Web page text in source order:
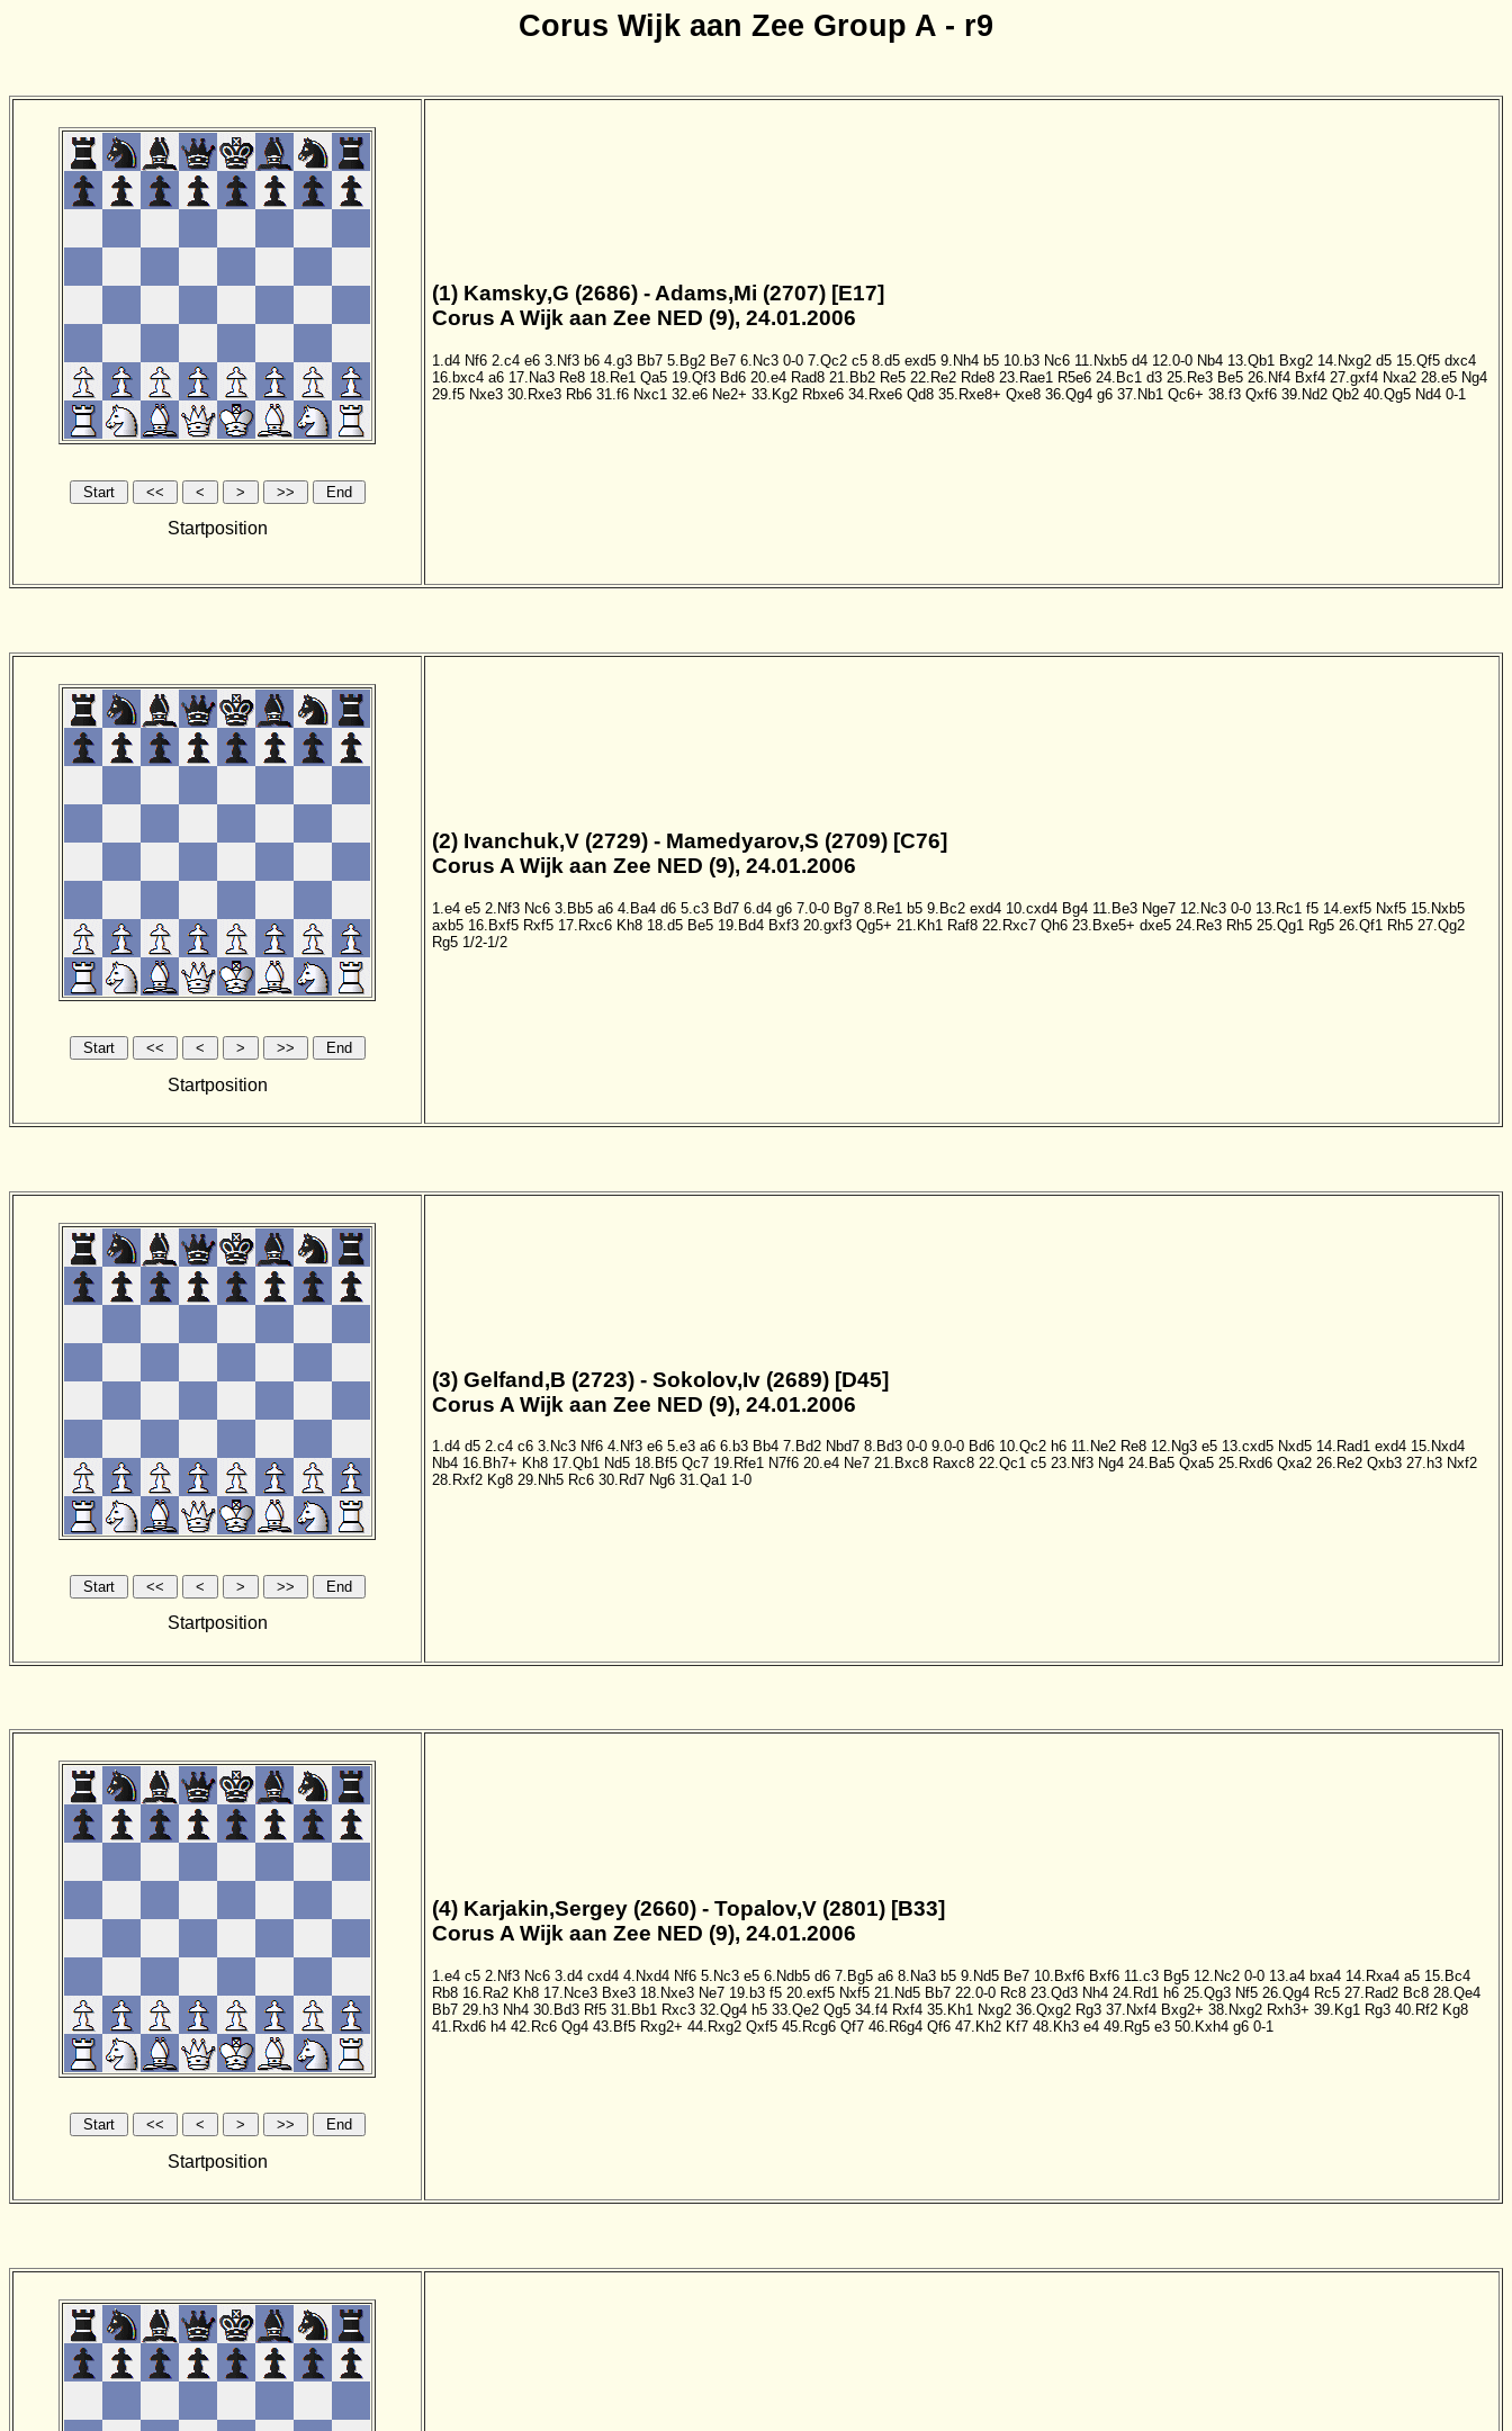
Corus Wijk aan Zee Group A - r9
Startposition
(1) Kamsky,G (2686) - Adams,Mi (2707) [E17]
Corus A Wijk aan Zee NED (9), 24.01.2006
1.d4 Nf6 2.c4 e6 3.Nf3 b6 4.g3 Bb7 5.Bg2 Be7 6.Nc3 0-0 7.Qc2 c5 8.d5 exd5 9.Nh4 b5 10.b3 Nc6 11.Nxb5 d4 12.0-0 Nb4 13.Qb1 Bxg2 14.Nxg2 d5 15.Qf5 dxc4
16.bxc4 a6 17.Na3 Re8 18.Re1 Qa5 19.Qf3 Bd6 20.e4 Rad8 21.Bb2 Re5 22.Re2 Rde8 23.Rae1 R5e6 24.Bc1 d3 25.Re3 Be5 26.Nf4 Bxf4 27.gxf4 Nxa2 28.e5 Ng4
29.f5 Nxe3 30.Rxe3 Rb6 31.f6 Nxc1 32.e6 Ne2+ 33.Kg2 Rbxe6 34.Rxe6 Qd8 35.Rxe8+ Qxe8 36.Qg4 g6 37.Nb1 Qc6+ 38.f3 Qxf6 39.Nd2 Qb2 40.Qg5 Nd4 0-1
Startposition
(2) Ivanchuk,V (2729) - Mamedyarov,S (2709) [C76]
Corus A Wijk aan Zee NED (9), 24.01.2006
1.e4 e5 2.Nf3 Nc6 3.Bb5 a6 4.Ba4 d6 5.c3 Bd7 6.d4 g6 7.0-0 Bg7 8.Re1 b5 9.Bc2 exd4 10.cxd4 Bg4 11.Be3 Nge7 12.Nc3 0-0 13.Rc1 f5 14.exf5 Nxf5 15.Nxb5
axb5 16.Bxf5 Rxf5 17.Rxc6 Kh8 18.d5 Be5 19.Bd4 Bxf3 20.gxf3 Qg5+ 21.Kh1 Raf8 22.Rxc7 Qh6 23.Bxe5+ dxe5 24.Re3 Rh5 25.Qg1 Rg5 26.Qf1 Rh5 27.Qg2
Rg5 1/2-1/2
Startposition
(3) Gelfand,B (2723) - Sokolov,Iv (2689) [D45]
Corus A Wijk aan Zee NED (9), 24.01.2006
1.d4 d5 2.c4 c6 3.Nc3 Nf6 4.Nf3 e6 5.e3 a6 6.b3 Bb4 7.Bd2 Nbd7 8.Bd3 0-0 9.0-0 Bd6 10.Qc2 h6 11.Ne2 Re8 12.Ng3 e5 13.cxd5 Nxd5 14.Rad1 exd4 15.Nxd4
Nb4 16.Bh7+ Kh8 17.Qb1 Nd5 18.Bf5 Qc7 19.Rfe1 N7f6 20.e4 Ne7 21.Bxc8 Raxc8 22.Qc1 c5 23.Nf3 Ng4 24.Ba5 Qxa5 25.Rxd6 Qxa2 26.Re2 Qxb3 27.h3 Nxf2
28.Rxf2 Kg8 29.Nh5 Rc6 30.Rd7 Ng6 31.Qa1 1-0
Startposition
(4) Karjakin,Sergey (2660) - Topalov,V (2801) [B33]
Corus A Wijk aan Zee NED (9), 24.01.2006
1.e4 c5 2.Nf3 Nc6 3.d4 cxd4 4.Nxd4 Nf6 5.Nc3 e5 6.Ndb5 d6 7.Bg5 a6 8.Na3 b5 9.Nd5 Be7 10.Bxf6 Bxf6 11.c3 Bg5 12.Nc2 0-0 13.a4 bxa4 14.Rxa4 a5 15.Bc4
Rb8 16.Ra2 Kh8 17.Nce3 Bxe3 18.Nxe3 Ne7 19.b3 f5 20.exf5 Nxf5 21.Nd5 Bb7 22.0-0 Rc8 23.Qd3 Nh4 24.Rd1 h6 25.Qg3 Nf5 26.Qg4 Rc5 27.Rad2 Bc8 28.Qe4
Bb7 29.h3 Nh4 30.Bd3 Rf5 31.Bb1 Rxc3 32.Qg4 h5 33.Qe2 Qg5 34.f4 Rxf4 35.Kh1 Nxg2 36.Qxg2 Rg3 37.Nxf4 Bxg2+ 38.Nxg2 Rxh3+ 39.Kg1 Rg3 40.Rf2 Kg8
41.Rxd6 h4 42.Rc6 Qg4 43.Bf5 Rxg2+ 44.Rxg2 Qxf5 45.Rcg6 Qf7 46.R6g4 Qf6 47.Kh2 Kf7 48.Kh3 e4 49.Rg5 e3 50.Kxh4 g6 0-1